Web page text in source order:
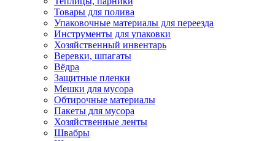
Товары для полива
Упаковочные материалы для переезда
Инструменты для упаковки
Хозяйственный инвентарь
Веревки, шпагаты
Вёдра
Защитные пленки
Мешки для мусора
Обтирочные материалы
Пакеты для мусора
Хозяйственные ленты
Швабры